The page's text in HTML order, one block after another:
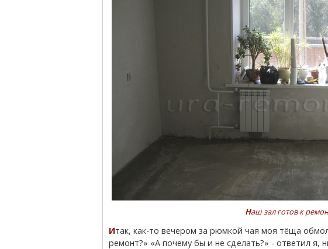
Наш зал готов к
Итак, как-то вечером за рюмкой чая моя тёща обмолвилась: «А не сделать ли нам
ремонт?» «А почему бы и не сделать?» - ответил я,